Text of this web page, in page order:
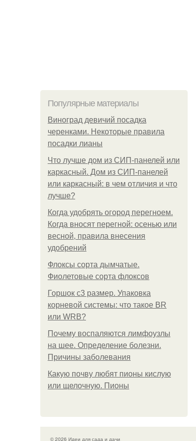
Популярные материалы
Виноград девичий посадка
черенками. Некоторые правила
посадки лианы
Что лучше дом из СИП-панелей или
каркасный. Дом из СИП-панелей
или каркасный: в чем отличия и что
лучше?
Когда удобрять огород перегноем.
Когда вносят перегной: осенью или
весной, правила внесения
удобрений
Флоксы сорта дымчатые.
Фиолетовые сорта флоксов
Горшок с3 размер. Упаковка
корневой системы: что такое BR
или WRB?
Почему воспаляются лимфоузлы
на шее. Определение болезни.
Причины заболевания
Какую почву любят пионы кислую
или щелочную. Пионы
© 2026 Идеи для сада и дачи